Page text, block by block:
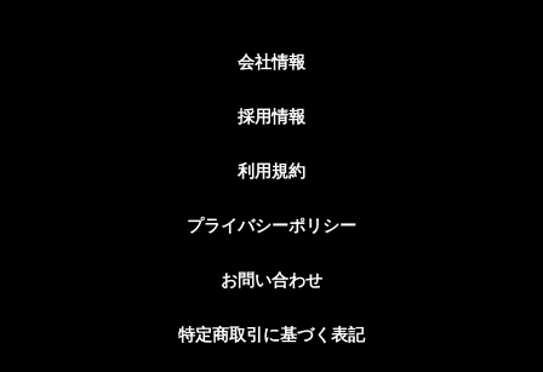
会社情報
採用情報
利用規約
プライバシーポリシー
お問い合わせ
特定商取引に基づく表記